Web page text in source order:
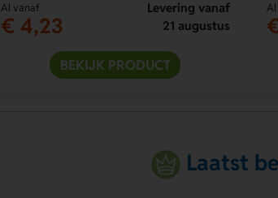
Al vanaf
€ 4,23
Levering vanaf
21 augustus
BEKIJK PRODUCT
Laatst